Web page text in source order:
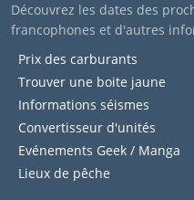
Découvrez les dates des
francophones et d'autres
Prix des carburants
Trouver une boite jaune
Informations séismes
Convertisseur d'unités
Evénements Geek / Manga
Lieux de pêche